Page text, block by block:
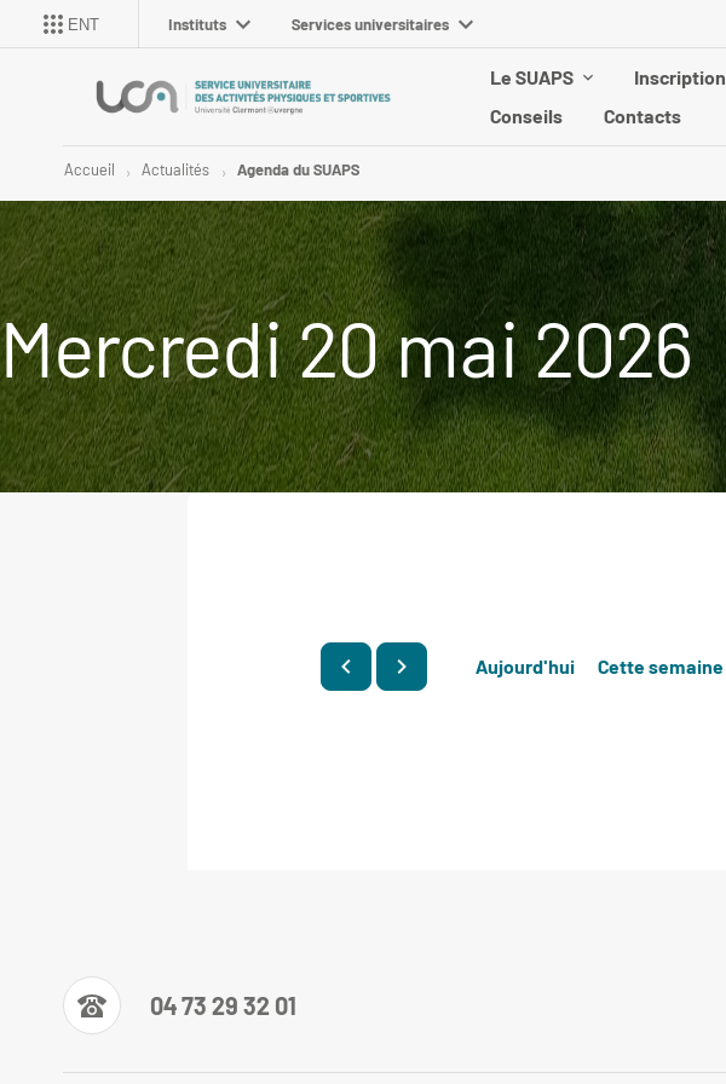
ENT Instituts Services universitaires
Le SUAPS Inscription
Conseils
Contacts
Accueil Actualités Agenda du SUAPS
Mercredi 20 mai 2026
Aujourd'hui Cette semaine
04 73 29 32 01